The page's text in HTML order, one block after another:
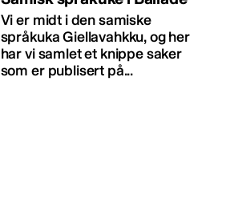
Vi er midt i den samiske
språkuka Giellavahkku, og her
har vi samlet et knippe saker
som er publisert på...